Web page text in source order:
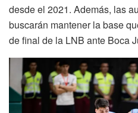
desde el 2021. Además, las
buscarán mantener la base
de final de la LNB ante Boca